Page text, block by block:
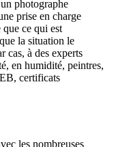
photographe
prise en charge
que ce qui est
la situation le
cas, à des experts
en humidité, peintres,
certificats
les nombreuses